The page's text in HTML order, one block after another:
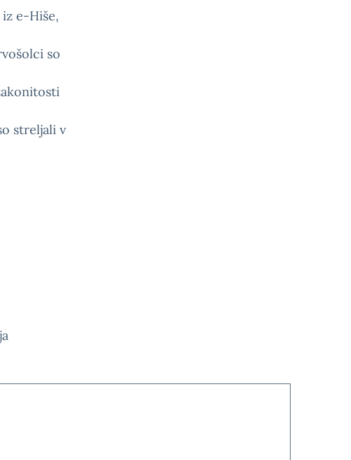
e-Hiše,
so
streljali v